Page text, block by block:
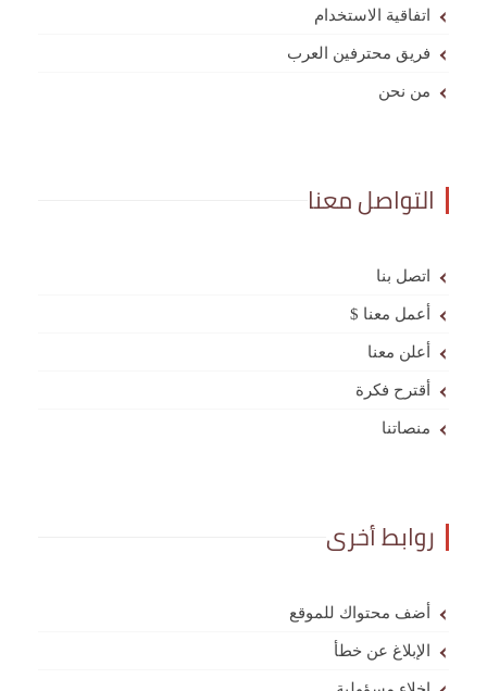
اتفاقية الاستخدام
فريق محترفين العرب
من نحن
التواصل معنا
اتصل بنا
أعمل معنا $
أعلن معنا
أقترح فكرة
منصاتنا
روابط أخرى
أضف محتواك للموقع
الإبلاغ عن خطأ